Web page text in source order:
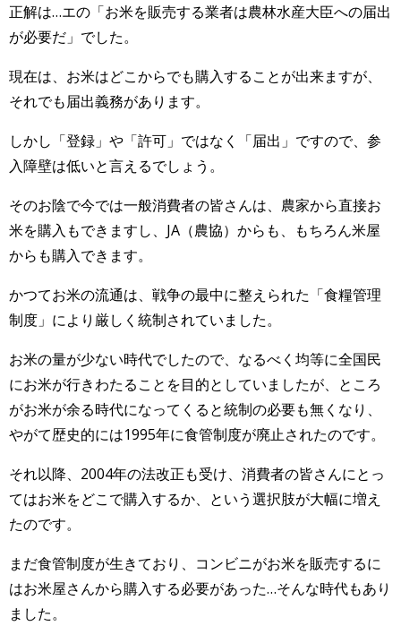
正解は…エの「お米を販売する業者は農林水産大臣への届出
が必要だ」でした。
現在は、お米はどこからでも購入することが出来ますが、
それでも届出義務があります。
しかし「登録」や「許可」ではなく「届出」ですので、参
入障壁は低いと言えるでしょう。
そのお陰で今では一般消費者の皆さんは、農家から直接お
米を購入もできますし、JA（農協）からも、もちろん米屋
からも購入できます。
かつてお米の流通は、戦争の最中に整えられた「食糧管理
制度」により厳しく統制されていました。
お米の量が少ない時代でしたので、なるべく均等に全国民
にお米が行きわたることを目的としていましたが、ところ
がお米が余る時代になってくると統制の必要も無くなり、
やがて歴史的には1995年に食管制度が廃止されたのです。
それ以降、2004年の法改正も受け、消費者の皆さんにとっ
てはお米をどこで購入するか、という選択肢が大幅に増え
たのです。
まだ食管制度が生きており、コンビニがお米を販売するに
はお米屋さんから購入する必要があった…そんな時代もあり
ました。